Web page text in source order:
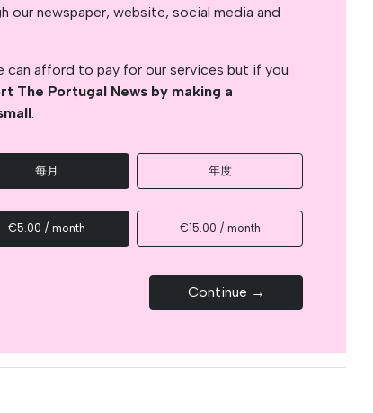
our newspaper, website, social media and
can afford to pay for our services but if you
The Portugal News by making a
.
每月 年度
€5.00 / month €15.00 / month
Continue →